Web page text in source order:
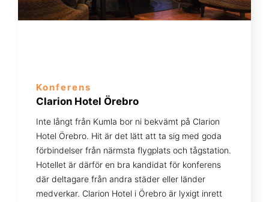
Konferens
Clarion Hotel Örebro
Inte långt från Kumla bor ni bekvämt på Clarion
Hotel Örebro. Hit är det lätt att ta sig med goda
förbindelser från närmsta flygplats och tågstation.
Hotellet är därför en bra kandidat för konferens
där deltagare från andra städer eller länder
medverkar. Clarion Hotel i Örebro är lyxigt inrett